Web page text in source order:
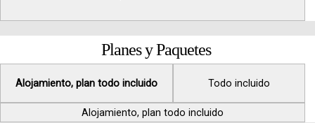
Planes y Paquetes
Alojamiento, plan todo incluido Todo incluido
Alojamiento, plan todo incluido